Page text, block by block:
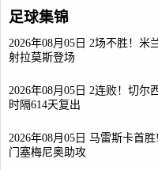
足球集锦
2026年08月05日 2场不胜！米
射拉莫斯登场
2026年08月05日 2连败！切
时隔614天复出
2026年08月05日 马雷斯卡首
门塞梅尼奥助攻